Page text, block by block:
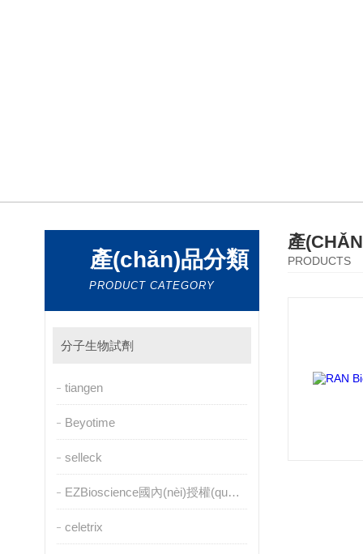
產(chǎn)品分類
PRODUCT CATEGORY
分子生物試劑
tiangen
Beyotime
selleck
EZBioscience國內(nèi)授權(quán)代理
celetrix
產
PRODUCTS